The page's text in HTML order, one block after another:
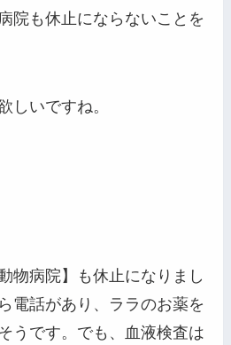
院も休止にならないことを
しいですね。
物病院】も休止になりまし
電話があり、ララのお薬を
うです。でも、血液検査は